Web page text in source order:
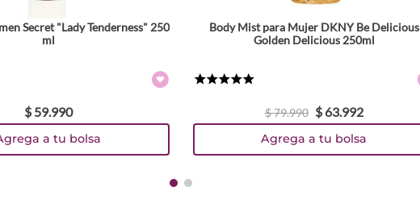
Secret "Lady Tenderness" 250
ml
$ 59.990
a tu bolsa
Body Mist para Mujer DKNY Be Delicious
Golden Delicious 250ml
$79.990 $ 63.992
Agrega a tu bolsa